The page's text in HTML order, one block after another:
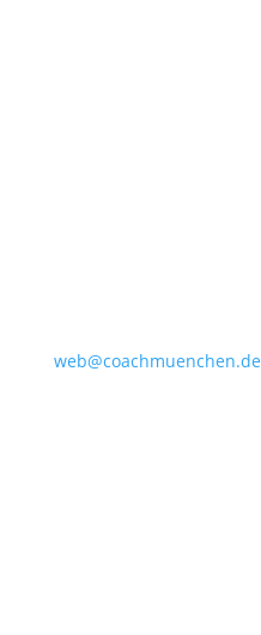
web@coachmuenchen.de